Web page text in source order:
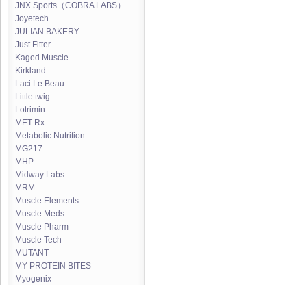
JNX Sports（COBRA LABS）
Joyetech
JULIAN BAKERY
Just Fitter
Kaged Muscle
Kirkland
Laci Le Beau
Little twig
Lotrimin
MET-Rx
Metabolic Nutrition
MG217
MHP
Midway Labs
MRM
Muscle Elements
Muscle Meds
Muscle Pharm
Muscle Tech
MUTANT
MY PROTEIN BITES
Myogenix